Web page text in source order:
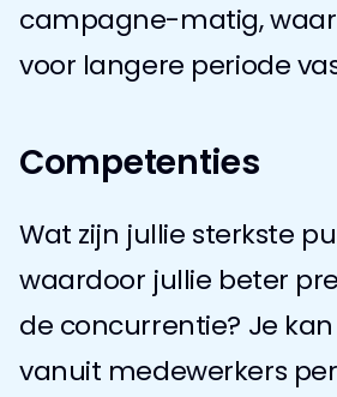
campagne-matig,
voor langere periode
Competenties
Wat zijn jullie sterkste
waardoor jullie beter
de concurrentie? Je
vanuit medewerkers